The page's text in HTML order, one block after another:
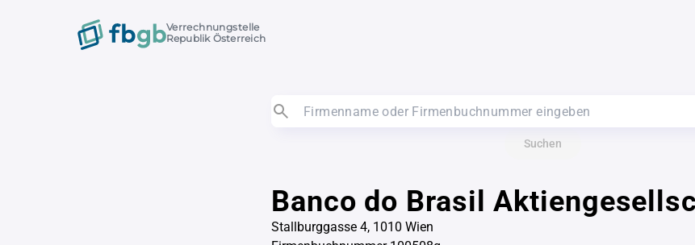
Verrechnungstelle
Republik Österreich
Suchen
Banco do Brasil
Stallburggasse 4, 1010 Wien